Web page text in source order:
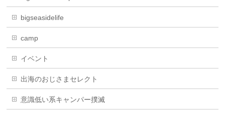
bigseasidelife
camp
イベント
出海のおじさまセレクト
意識低い系キャンパー撲滅